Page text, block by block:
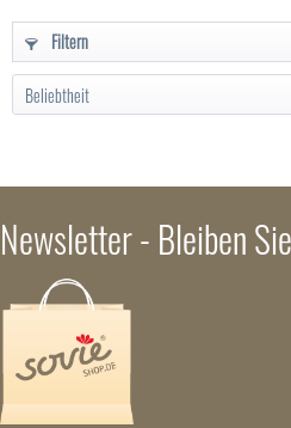
Filtern
Newsletter - Bleiben